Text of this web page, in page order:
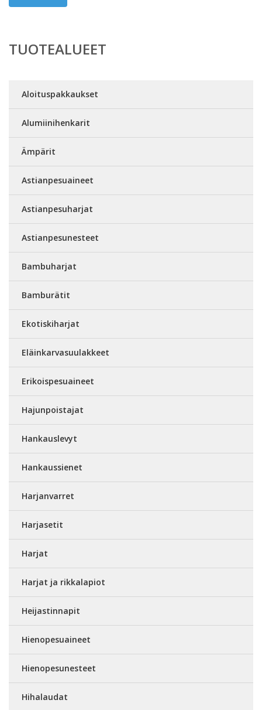
TUOTEALUEET
Aloituspakkaukset
Alumiinihenkarit
Ämpärit
Astianpesuaineet
Astianpesuharjat
Astianpesunesteet
Bambuharjat
Bamburätit
Ekotiskiharjat
Eläinkarvasuulakkeet
Erikoispesuaineet
Hajunpoistajat
Hankauslevyt
Hankaussienet
Harjanvarret
Harjasetit
Harjat
Harjat ja rikkalapiot
Heijastinnapit
Hienopesuaineet
Hienopesunesteet
Hihalaudat